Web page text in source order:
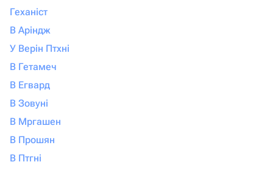
Геханіст
В Аріндж
У Верін Птхні
В Гетамеч
В Егвард
В Зовуні
В Мргашен
В Прошян
В Птгні